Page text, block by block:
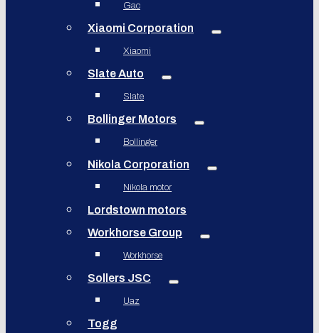
Gac
Xiaomi Corporation
Xiaomi
Slate Auto
Slate
Bollinger Motors
Bollinger
Nikola Corporation
Nikola motor
Lordstown motors
Workhorse Group
Workhorse
Sollers JSC
Uaz
Togg